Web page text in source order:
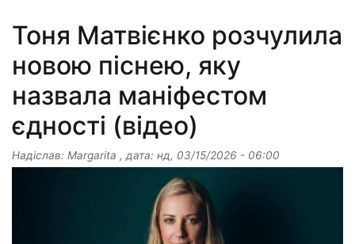
Тоня Матвієнко розчулила
новою піснею, яку
назвала маніфестом
єдності (відео)
Надіслав: Margarita , дата: нд, 03/15/2026 - 06:00